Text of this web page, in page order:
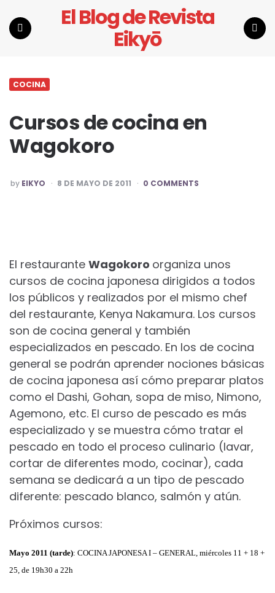
El Blog de Revista
Eikyō
COCINA
Cursos de cocina en
Wagokoro
POSTED
BY
by EIKYO 8 DE MAYO DE 2011 0 COMMENTS
El restaurante Wagokoro organiza unos
cursos de cocina japonesa dirigidos a todos
los públicos y realizados por el mismo chef
del restaurante, Kenya Nakamura. Los cursos
son de cocina general y también
especializados en pescado. En los de cocina
general se podrán aprender nociones básicas
de cocina japonesa así cómo preparar platos
como el Dashi, Gohan, sopa de miso, Nimono,
Agemono, etc. El curso de pescado es más
especializado y se muestra cómo tratar el
pescado en todo el proceso culinario (lavar,
cortar de diferentes modo, cocinar), cada
semana se dedicará a un tipo de pescado
diferente: pescado blanco, salmón y atún.
Próximos cursos:
Mayo 2011 (tarde): COCINA JAPONESA I – GENERAL, miércoles 11 + 18 +
25, de 19h30 a 22h